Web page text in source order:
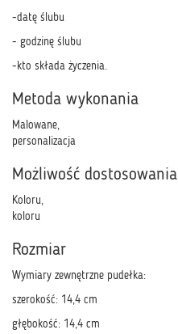
-datę ślubu
- godzinę ślubu
-kto składa życzenia.
Metoda wykonania
Malowane,
personalizacja
Możliwość dostosowania
Koloru,
koloru
Rozmiar
Wymiary zewnętrzne pudełka:
szerokość: 14,4 cm
głębokość: 14,4 cm